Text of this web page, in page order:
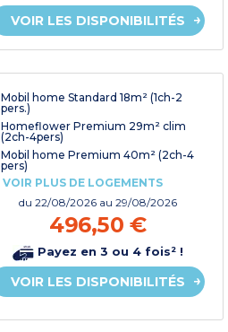
VOIR LES DISPONIBILITÉS
Mobil home Standard 18m² (1ch-2
pers.)
Homeflower Premium 29m² clim
(2ch-4pers)
Mobil home Premium 40m² (2ch-4
pers)
VOIR PLUS DE LOGEMENTS
du22/08/2026 au 29/08/2026
496,50 €
Payez en 3 ou 4 fois² !
VOIR LES DISPONIBILITÉS